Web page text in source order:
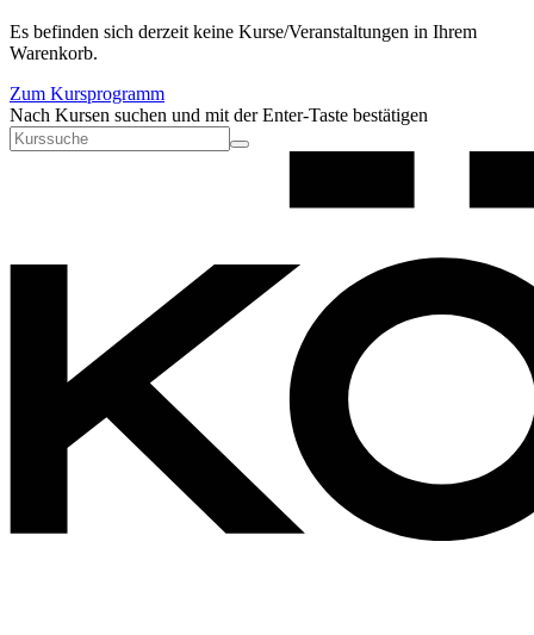
Es befinden sich derzeit keine Kurse/Veranstaltungen in Ihrem
Warenkorb.
Zum Kursprogramm
Nach Kursen suchen und mit der Enter-Taste bestätigen